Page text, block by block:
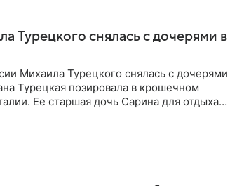
Турецкого снялась с дочерями в
Михаила Турецкого снялась с дочерями
Турецкая позировала в крошечном
Ее старшая дочь Сарина для отдыха